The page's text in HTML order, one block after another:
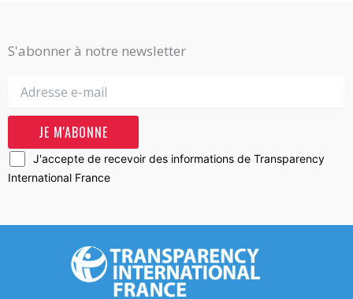
S'abonner à notre newsletter
J'accepte de recevoir des informations de Transparency
International France